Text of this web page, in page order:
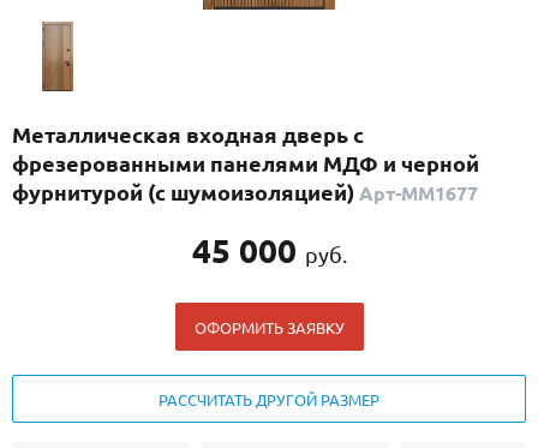
(29)
ПО НАЗНАЧЕНИЮ
ПО КОНСТРУКЦИИ
Металлическая входная дверь с
фрезерованными панелями МДФ и черной
фурнитурой (с шумоизоляцией) Арт-ММ1677
45 000 руб.
ОФОРМИТЬ ЗАЯВКУ
РАССЧИТАТЬ ДРУГОЙ РАЗМЕР